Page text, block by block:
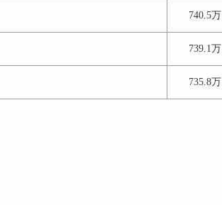
740.5万
739.1万
735.8万